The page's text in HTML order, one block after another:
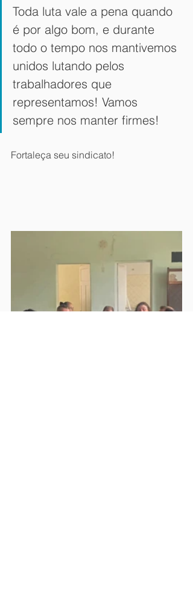
Toda luta vale a pena quando
é por algo bom, e durante
todo o tempo nos mantivemos
unidos lutando pelos
trabalhadores que
representamos! Vamos
sempre nos manter firmes!
Fortaleça seu sindicato!